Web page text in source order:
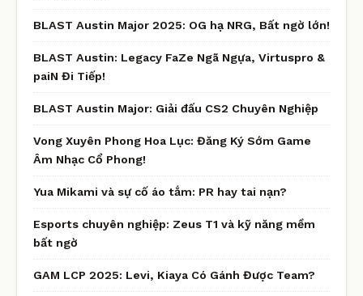
BLAST Austin Major 2025: OG hạ NRG, Bất ngờ lớn!
BLAST Austin: Legacy FaZe Ngã Ngựa, Virtuspro &
paiN Đi Tiếp!
BLAST Austin Major: Giải đấu CS2 Chuyên Nghiệp
Vong Xuyên Phong Hoa Lục: Đăng Ký Sớm Game
Âm Nhạc Cổ Phong!
Yua Mikami và sự cố áo tắm: PR hay tai nạn?
Esports chuyên nghiệp: Zeus T1 và kỹ năng mềm
bất ngờ
GAM LCP 2025: Levi, Kiaya Có Gánh Được Team?